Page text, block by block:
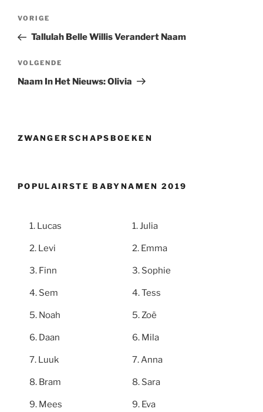
Berichtnavigatie
Vorig
bericht
VORIGE
Tallulah Belle Willis Verandert Naam
Volgend
bericht
VOLGENDE
Naam In Het Nieuws: Olivia
ZWANGERSCHAPSBOEKEN
POPULAIRSTE BABYNAMEN 2019
Lucas
Levi
Finn
Sem
Noah
Daan
Luuk
Bram
Mees
Julia
Emma
Sophie
Tess
Zoë
Mila
Anna
Sara
Eva